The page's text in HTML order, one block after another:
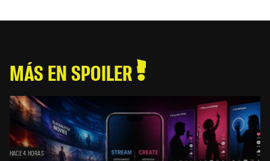
MÁS EN SPOILER
HACE 4 HORAS